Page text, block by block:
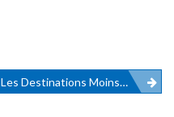
Les Destinations Moins Connues Mais Fascinantes À Découvrir Durant Les Voyages En Famille